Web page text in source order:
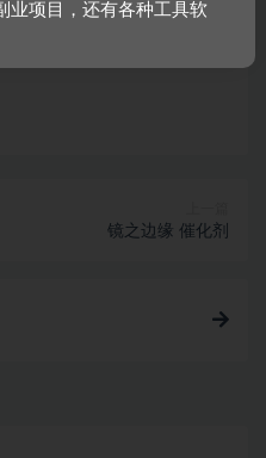
可联系我们进行处理。
镜之边缘 催化剂
业项目，还有各种工具软